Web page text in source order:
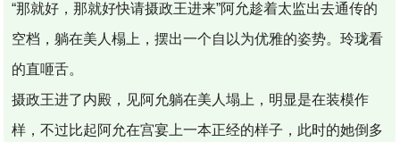
“那就好，那就好快请摄政王进来”阿允趁着太监出去通传的
空档，躺在美人榻上，摆出一个自以为优雅的姿势。玲珑看
的直咂舌。
摄政王进了内殿，见阿允躺在美人塌上，明显是在装模作
样，不过比起阿允在宫宴上一本正经的样子，此时的她倒多